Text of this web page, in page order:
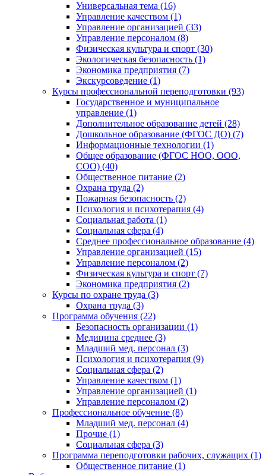
Универсальная тема (16)
Управление качеством (1)
Управление организацией (33)
Управление персоналом (8)
Физическая культура и спорт (30)
Экологическая безопасность (1)
Экономика предприятия (7)
Экскурсоведение (1)
Курсы профессиональной переподготовки (93)
Государственное и муниципальное
управление (1)
Дополнительное образование детей (28)
Дошкольное образование (ФГОС ДО) (7)
Информационные технологии (1)
Общее образование (ФГОС НОО, ООО,
СОО) (40)
Общественное питание (2)
Охрана труда (2)
Пожарная безопасность (2)
Психология и психотерапия (4)
Социальная работа (1)
Социальная сфера (4)
Среднее профессиональное образование (4)
Управление организацией (15)
Управление персоналом (2)
Физическая культура и спорт (7)
Экономика предприятия (2)
Курсы по охране труда (3)
Охрана труда (3)
Программа обучения (22)
Безопасность организации (1)
Медицина среднее (3)
Младший мед. персонал (3)
Психология и психотерапия (9)
Социальная сфера (2)
Управление качеством (1)
Управление организацией (1)
Управление персоналом (2)
Профессиональное обучение (8)
Младший мед. персонал (4)
Прочие (1)
Социальная сфера (3)
Программа переподготовки рабочих, служащих (1)
Общественное питание (1)